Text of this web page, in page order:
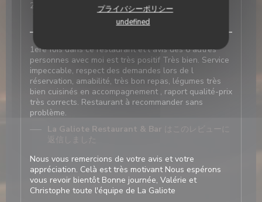
プライバシーポリシー
undefined
2026-05-22
- 12:00 - ゲスト 7
雰囲気:5/5 メニュー:5/5
1ere fois dans ce restaurant et l avis des 6 autres
personnes avec moi est très positif Très bien. Service
impeccable, respect des demandes lors de l
réservation, amabilité, très bon repas, légumes très
bien cuisinés en accompagnement , raport qualité-prix
très corrects. Restaurant à recommander sans
problème.
La Galiote Restaurant & Bar はこのレビューに
返信しました
Nous vous remercions de votre avis et votre
appréciation. Celà est très motivant Nous espérons
vous revoir bientôt Bonne journée, Valérie et
Christophe toute l'équipe de La Galiote